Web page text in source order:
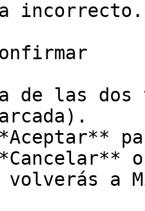
incorrecto.
de las
a